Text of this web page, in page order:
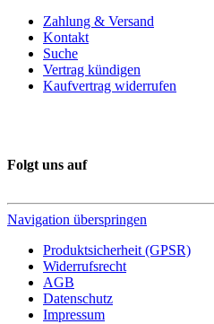
Zahlung & Versand
Kontakt
Suche
Vertrag kündigen
Kaufvertrag widerrufen
Folgt uns auf
Navigation überspringen
Produktsicherheit (GPSR)
Widerrufsrecht
AGB
Datenschutz
Impressum